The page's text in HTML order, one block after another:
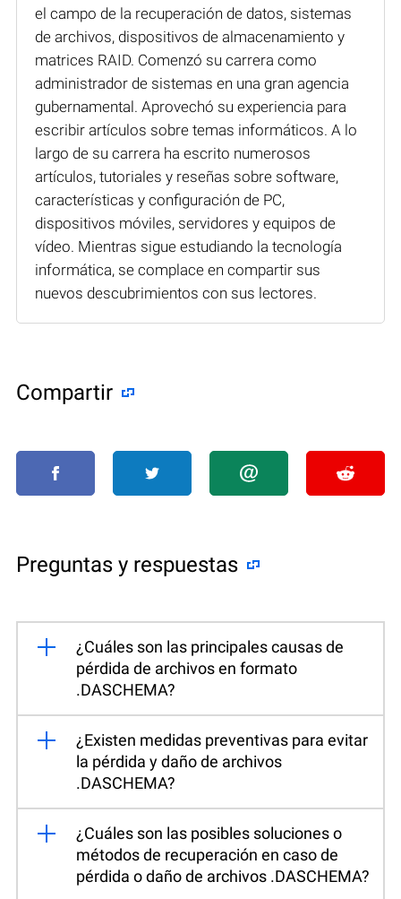
el campo de la recuperación de datos, sistemas
de archivos, dispositivos de almacenamiento y
matrices RAID. Comenzó su carrera como
administrador de sistemas en una gran agencia
gubernamental. Aprovechó su experiencia para
escribir artículos sobre temas informáticos. A lo
largo de su carrera ha escrito numerosos
artículos, tutoriales y reseñas sobre software,
características y configuración de PC,
dispositivos móviles, servidores y equipos de
vídeo. Mientras sigue estudiando la tecnología
informática, se complace en compartir sus
nuevos descubrimientos con sus lectores.
Compartir
Preguntas y respuestas
¿Cuáles son las principales causas de
pérdida de archivos en formato
.DASCHEMA?
¿Existen medidas preventivas para evitar
la pérdida y daño de archivos
.DASCHEMA?
¿Cuáles son las posibles soluciones o
métodos de recuperación en caso de
pérdida o daño de archivos .DASCHEMA?